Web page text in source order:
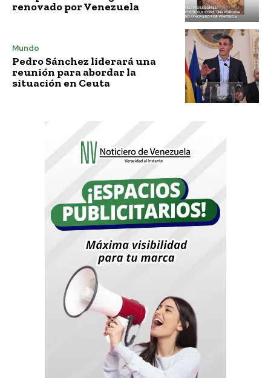
renovado por Venezuela
Mundo
Pedro Sánchez liderará una
reunión para abordar la
situación en Ceuta